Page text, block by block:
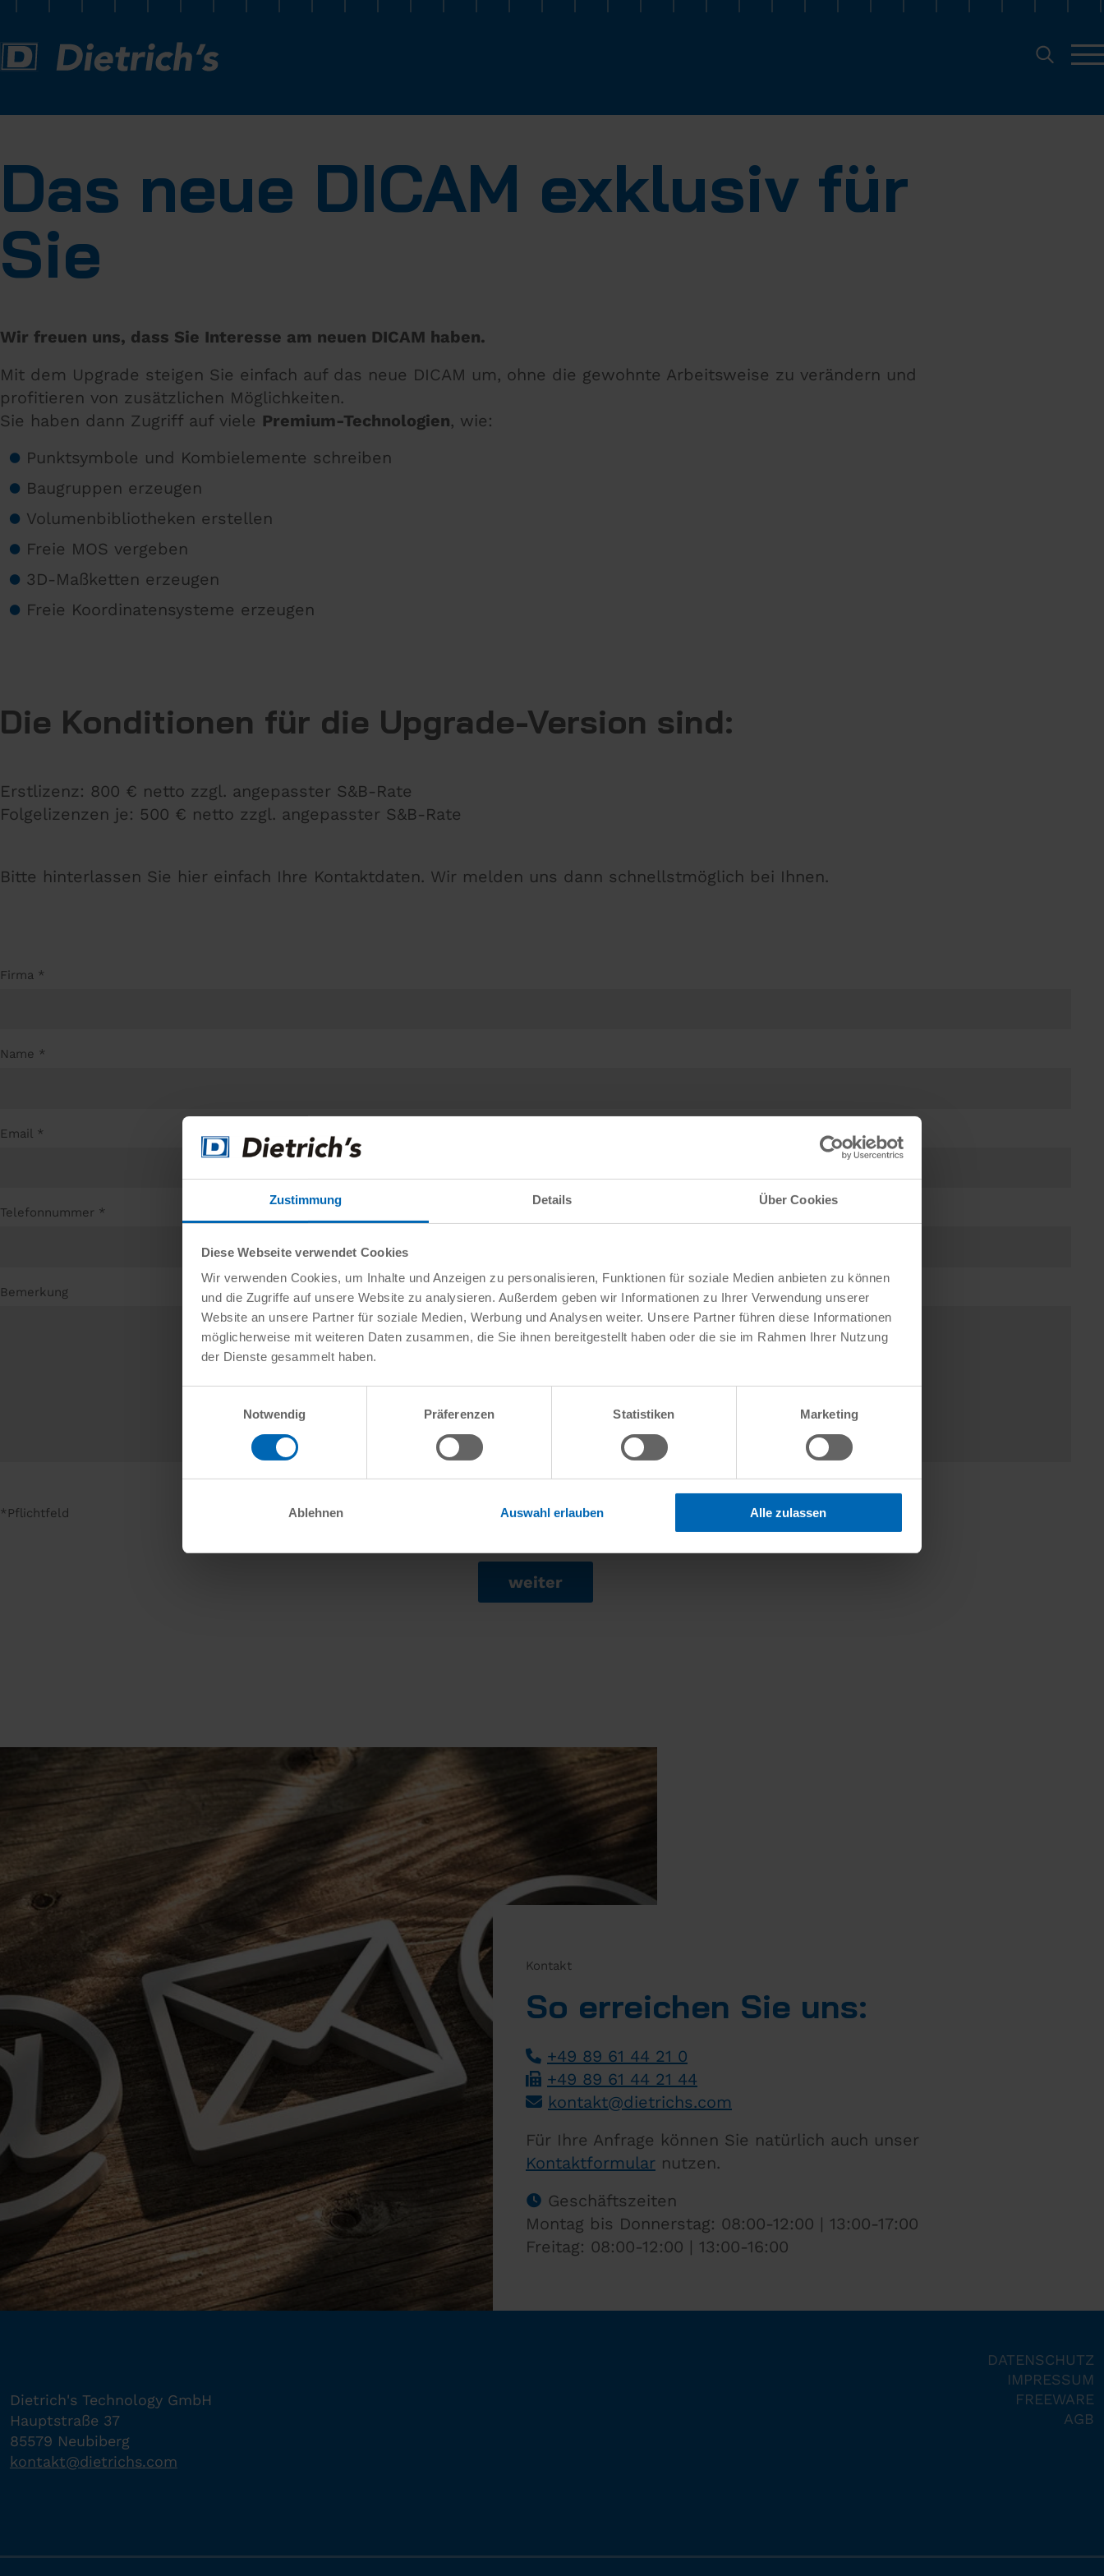
Zustimmung Details Über Cookies
Diese Webseite verwendet Cookies
Wir verwenden Cookies, um Inhalte und Anzeigen zu personalisieren, Funktionen für soziale Medien anbieten zu können
und die Zugriffe auf unsere Website zu analysieren. Außerdem geben wir Informationen zu Ihrer Verwendung unserer
Website an unsere Partner für soziale Medien, Werbung und Analysen weiter. Unsere Partner führen diese Informationen
möglicherweise mit weiteren Daten zusammen, die Sie ihnen bereitgestellt haben oder die sie im Rahmen Ihrer Nutzung
der Dienste gesammelt haben.
Notwendig
Präferenzen Statistiken Marketing
Ablehnen Auswahl erlauben Alle zulassen
Das neue DICAM exklusiv für
Sie
Wir freuen uns, dass Sie Interesse am neuen DICAM haben.
Mit dem Upgrade steigen Sie einfach auf das neue DICAM um, ohne die gewohnte Arbeitsweise zu verändern und
profitieren von zusätzlichen Möglichkeiten.
Sie haben dann Zugriff auf viele Premium-Technologien, wie:
Punktsymbole und Kombielemente schreiben
Baugruppen erzeugen
Volumenbibliotheken erstellen
Freie MOS vergeben
3D-Maßketten erzeugen
Freie Koordinatensysteme erzeugen
Die Konditionen für die Upgrade-Version sind:
Erstlizenz: 800 € netto zzgl. angepasster S&B-Rate
Folgelizenzen je: 500 € netto zzgl. angepasster S&B-Rate
Bitte hinterlassen Sie hier einfach Ihre Kontaktdaten. Wir melden uns dann schnellstmöglich bei Ihnen.
Firma *
Name *
Email *
Telefonnummer *
Bemerkung
*Pflichtfeld
weiter
Kontakt
So erreichen Sie uns:
+49 89 61 44 21 0
+49 89 61 44 21 44
kontakt@dietrichs.com
Für Ihre Anfrage können Sie natürlich auch unser
Kontaktformular nutzen.
Geschäftszeiten
Montag bis Donnerstag: 08:00-12:00 | 13:00-17:00
Freitag: 08:00-12:00 | 13:00-16:00
Dietrich's Technology GmbH
Hauptstraße 37
85579 Neubiberg
kontakt@dietrichs.com
DATENSCHUTZ
IMPRESSUM
FREEWARE
AGB